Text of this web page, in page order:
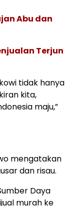
Abu dan
Terjun
tidak hanya
kita,
maju,”
mengatakan
dan risau.
Daya
murah ke